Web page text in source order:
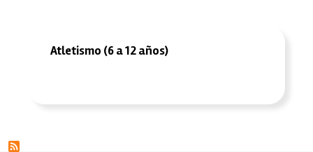
Atletismo (6 a 12 años)